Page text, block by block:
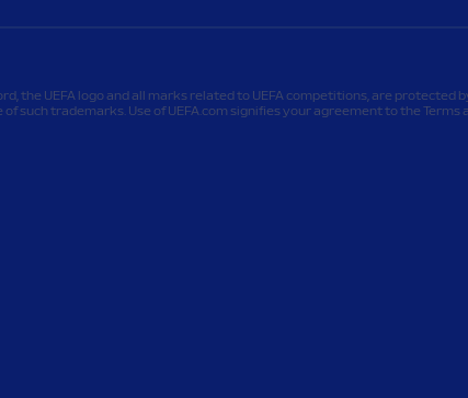
the UEFA logo and all marks related to UEFA competitions, are protected
such trademarks. Use of UEFA.com signifies your agreement to the Terms